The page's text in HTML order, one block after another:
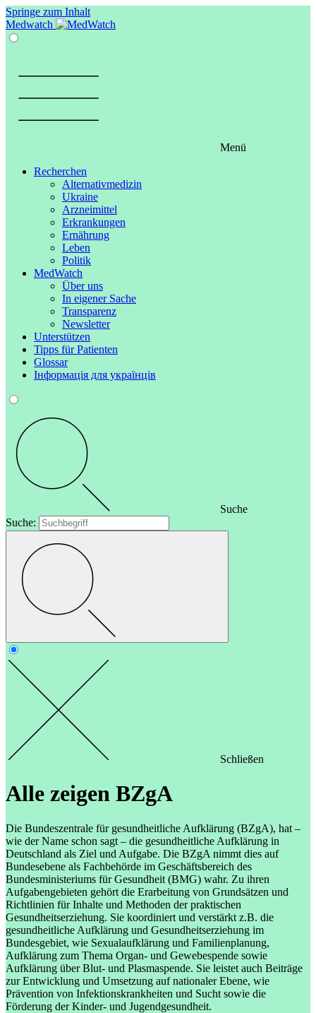
Springe zum Inhalt
Medwatch
Menü
Recherchen
Alternativmedizin
Ukraine
Arzneimittel
Erkrankungen
Ernährung
Leben
Politik
MedWatch
Über uns
In eigener Sache
Transparenz
Newsletter
Unterstützen
Tipps für Patienten
Glossar
Інформація для українців
Suche
Suche:
Schließen
Alle zeigen BZgA
Die Bundeszentrale für gesundheitliche Aufklärung (BZgA), hat –
wie der Name schon sagt – die gesundheitliche Aufklärung in
Deutschland als Ziel und Aufgabe. Die BZgA nimmt dies auf
Bundesebene als Fachbehörde im Geschäftsbereich des
Bundesministeriums für Gesundheit (BMG) wahr. Zu ihren
Aufgabengebieten gehört die Erarbeitung von Grundsätzen und
Richtlinien für Inhalte und Methoden der praktischen
Gesundheitserziehung. Sie koordiniert und verstärkt z.B. die
gesundheitliche Aufklärung und Gesundheitserziehung im
Bundesgebiet, wie Sexualaufklärung und Familienplanung,
Aufklärung zum Thema Organ- und Gewebespende sowie
Aufklärung über Blut- und Plasmaspende. Sie leistet auch Beiträge
zur Entwicklung und Umsetzung auf nationaler Ebene, wie
Prävention von Infektionskrankheiten und Sucht sowie die
Förderung der Kinder- und Jugendgesundheit.